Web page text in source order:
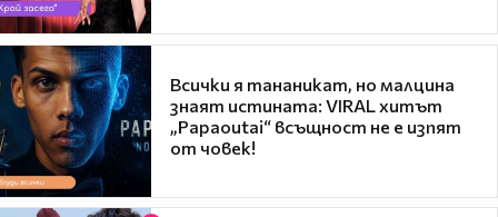
Всички я тананикат, но малцина
знаят истината: VIRAL хитът
„Papaoutai“ всъщност не е изпят
от човек!